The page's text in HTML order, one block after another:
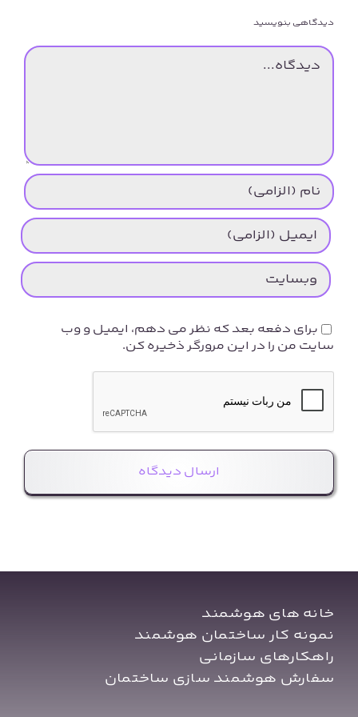
دیدگاهی بنویسید
دیدگاه
برای دفعه بعد که نظر می دهم، ایمیل و وب
سایت من را در این مرورگر ذخیره کن.
خانه های هوشمند
نمونه کار ساختمان هوشمند
راهکارهای سازمانی
سفارش هوشمند سازی ساختمان